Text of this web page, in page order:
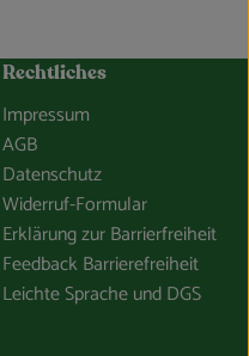
Rechtliches
Impressum
AGB
Datenschutz
Widerruf-Formular
Erklärung zur Barrierfreiheit
Feedback Barrierefreiheit
Leichte Sprache und DGS